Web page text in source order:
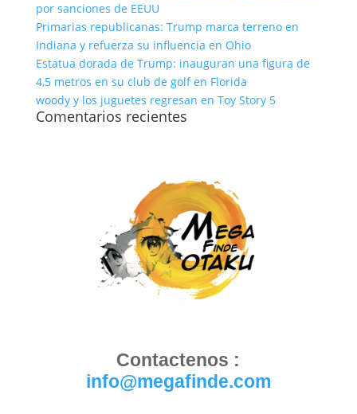
por sanciones de EEUU
Primarias republicanas: Trump marca terreno en
Indiana y refuerza su influencia en Ohio
Estatua dorada de Trump: inauguran una figura de
4,5 metros en su club de golf en Florida
woody y los juguetes regresan en Toy Story 5
Comentarios recientes
Contactenos :
info@megafinde.com